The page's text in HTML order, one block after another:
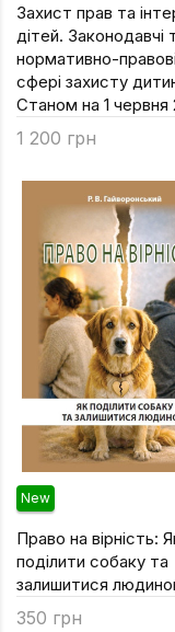
Захист прав та
дітей. Законодавчі
нормативно-
сфері захисту
Станом на 1 червня
1 200 грн
New
Право на вірність:
поділити собаку та
залишитися
350 грн